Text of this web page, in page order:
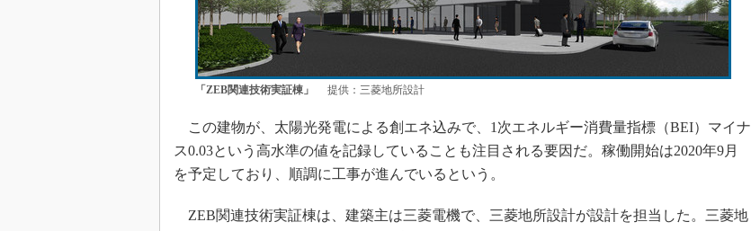
「ZEB関連技術実証棟」 提供：三菱地所設計
この建物が、太陽光発電による創エネ込みで、1次エネルギー消費量指標（BEI）マイナ
ス0.03という高水準の値を記録していることも注目される要因だ。稼働開始は2020年9月
を予定しており、順調に工事が進んでいるという。
ZEB関連技術実証棟は、建築主は三菱電機で、三菱地所設計が設計を担当した。三菱地